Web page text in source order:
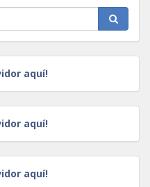
aquí!
aquí!
aquí!